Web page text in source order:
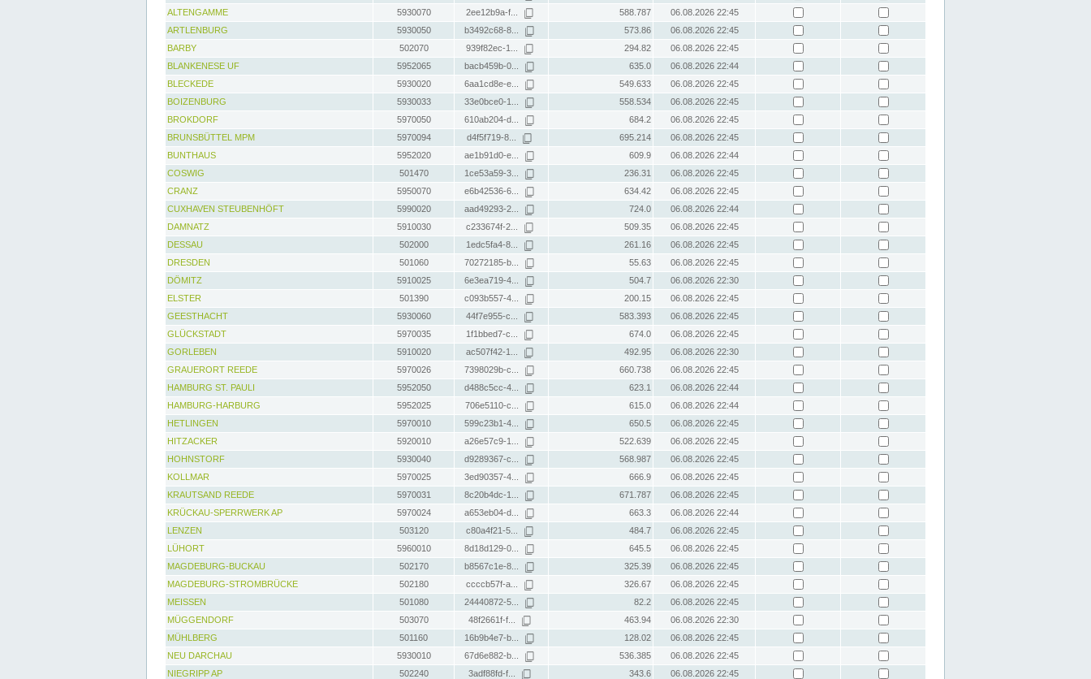
ALTENGAMME
5930070 2ee12b9a-f... 588.787
06.08.2026 22:45
ARTLENBURG
5930050 b3492c68-8... 573.86
06.08.2026 22:45
BARBY
502070 939f82ec-1... 294.82
06.08.2026 22:45
BLANKENESE UF
5952065 bacb459b-0... 635.0
06.08.2026 22:44
BLECKEDE
5930020 6aa1cd8e-e... 549.633
06.08.2026 22:45
BOIZENBURG
5930033 33e0bce0-1... 558.534
06.08.2026 22:45
BROKDORF
5970050 610ab204-d... 684.2
06.08.2026 22:45
BRUNSBÜTTEL MPM
5970094 d4f5f719-8... 695.214
06.08.2026 22:45
BUNTHAUS
5952020 ae1b91d0-e... 609.9
06.08.2026 22:44
COSWIG
501470 1ce53a59-3... 236.31
06.08.2026 22:45
CRANZ
5950070 e6b42536-6... 634.42
06.08.2026 22:45
CUXHAVEN STEUBENHÖFT
5990020 aad49293-2... 724.0
06.08.2026 22:44
DAMNATZ
5910030 c233674f-2... 509.35
06.08.2026 22:45
DESSAU
502000 1edc5fa4-8... 261.16
06.08.2026 22:45
DRESDEN
501060 70272185-b... 55.63
06.08.2026 22:45
DÖMITZ
5910025 6e3ea719-4... 504.7
06.08.2026 22:30
ELSTER
501390 c093b557-4... 200.15
06.08.2026 22:45
GEESTHACHT
5930060 44f7e955-c... 583.393
06.08.2026 22:45
GLÜCKSTADT
5970035 1f1bbed7-c... 674.0
06.08.2026 22:45
GORLEBEN
5910020 ac507f42-1... 492.95
06.08.2026 22:30
GRAUERORT REEDE
5970026 7398029b-c... 660.738
06.08.2026 22:45
HAMBURG ST. PAULI
5952050 d488c5cc-4... 623.1
06.08.2026 22:44
HAMBURG-HARBURG
5952025 706e5110-c... 615.0
06.08.2026 22:44
HETLINGEN
5970010 599c23b1-4... 650.5
06.08.2026 22:45
HITZACKER
5920010 a26e57c9-1... 522.639
06.08.2026 22:45
HOHNSTORF
5930040 d9289367-c... 568.987
06.08.2026 22:45
KOLLMAR
5970025 3ed90357-4... 666.9
06.08.2026 22:45
KRAUTSAND REEDE
5970031 8c20b4dc-1... 671.787
06.08.2026 22:45
KRÜCKAU-SPERRWERK AP
5970024 a653eb04-d... 663.3
06.08.2026 22:44
LENZEN
503120 c80a4f21-5... 484.7
06.08.2026 22:45
LÜHORT
5960010 8d18d129-0... 645.5
06.08.2026 22:45
MAGDEBURG-BUCKAU
502170 b8567c1e-8... 325.39
06.08.2026 22:45
MAGDEBURG-STROMBRÜCKE
502180 ccccb57f-a... 326.67
06.08.2026 22:45
MEISSEN
501080 24440872-5... 82.2
06.08.2026 22:45
MÜGGENDORF
503070 48f2661f-f... 463.94
06.08.2026 22:30
MÜHLBERG
501160 16b9b4e7-b... 128.02
06.08.2026 22:45
NEU DARCHAU
5930010 67d6e882-b... 536.385
06.08.2026 22:45
NIEGRIPP AP
502240 3adf88fd-f... 343.6
06.08.2026 22:45